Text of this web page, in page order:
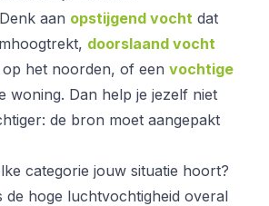
aan opstijgend vocht dat
doorslaand vocht
het noorden, of een vochtige
woning. Dan help je jezelf niet
de bron moet aangepakt
categorie jouw situatie hoort?
de hoge luchtvochtigheid overal